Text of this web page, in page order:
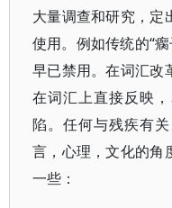
大量调查和研究，定
使用。例如传统的“瘸
早已禁用。在词汇改
在词汇上直接反映
陷。任何与残疾有
言，心理，文化的角
一些：